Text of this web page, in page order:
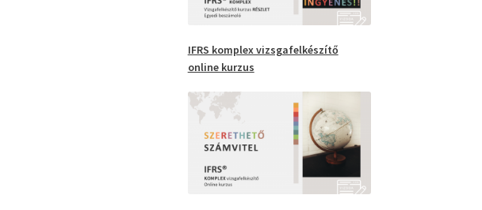
IFRS komplex vizsgafelkészítő
online kurzus